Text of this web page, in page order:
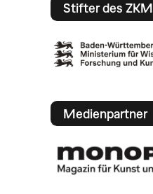
Stifter des ZKM
Medienpartner